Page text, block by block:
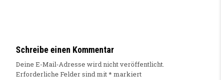
Schreibe einen Kommentar
Deine E-Mail-Adresse wird nicht veröffentlicht.
Erforderliche Felder sind mit* markiert